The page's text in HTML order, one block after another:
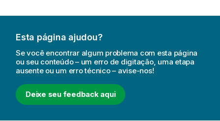
Esta página ajudou?
Se você encontrar algum problema com esta página
ou seu conteúdo – um erro de digitação, uma etapa
ausente ou um erro técnico – avise-nos!
Deixe seu feedback aqui